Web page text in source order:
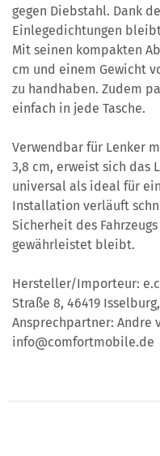
gegen Diebstahl. Dank
Einlegedichtungen
Mit seinen kompakten
cm und einem Gewicht
zu handhaben. Zudem
einfach in jede Tasche.
Verwendbar für Lenker
3,8 cm, erweist sich das
universal als ideal für
Installation verläuft
Sicherheit des
gewährleistet bleibt.
Hersteller/Importeur:
Straße 8, 46419
Ansprechpartner: Andre
info@comfortmobile.de